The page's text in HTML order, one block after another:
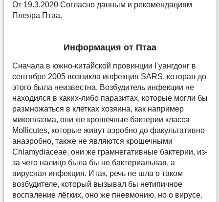
От 19.3.2020 Согласно данным и рекомендациям
Плеяра Птаа.
Информация от Птаа
Сначала в южно-китайской провинции Гуангдонг в
сентябре 2005 возникла инфекция SARS, которая до
этого была неизвестна. Возбудитель инфекции не
находился в каких-либо паразитах, которые могли бы
размножаться в клетках хозяина, как например
микоплазма, они же крошечные бактерии класса
Mollicutes, которые живут аэробно до факультативно
анаэробно, также не являются крошечными
Chlamydiaceae, они же грамнегативные бактерии, из-
за чего налицо была бы не бактериальная, а
вирусная инфекция. Итак, речь не шла о таком
возбудителе, который вызывал бы нетипичное
воспаление лёгких, оно же пневмонию, но о вирусе.